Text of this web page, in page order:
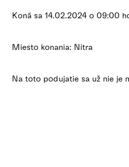
Koná sa 14.02.2024 o 09:00
Miesto konania: Nitra
Na toto podujatie sa už nie je